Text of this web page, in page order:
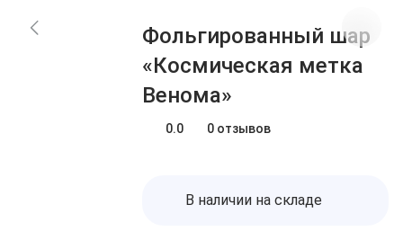
Блог
О нас
Заказы
Фольгированный шар
«Космическая метка
Венома»
0.0 0 отзывов
В наличии на складе